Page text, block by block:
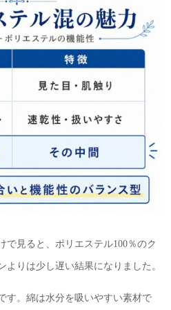
で見ると、ポリエステル100％のク
よりは少し遅い結果になりました。
す。綿は水分を吸いやすい素材で